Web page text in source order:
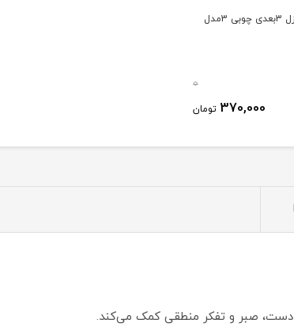
3مدل
0
370,000 تومان
صبر و تفکر منطقی کمک می‌کند.